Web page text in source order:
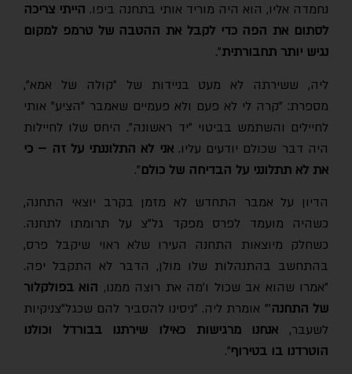
נחמדה אליו, הוא היה מוריד אותי בתחנה ביפו.הייתי צריכה
לסתום את הפה כדי לקבל את ההטבה של טרמפ למקום
נגיש יותר תחבורתית".
ליה, ששירתה לא מעט בניידות של "קולה של אמא",
מספרת: "קרה לי לא פעם ולא פעמיים שאמבר "הציע" אותי
לחיילים והשתמש בביטוי "יד ראשונה". היחס שלו לחיילות
היה דבר שכולם יודעים עליו.אני לא התלוננתי על זה – כי
את לא תתלונני על הבדיחה של כולם".
הדיון על אמבר התחדש לא מזמן בקרב יוצאי התחנה,
כשהיה מועמד לפרס מפקד גל"צ על תרומתו לתחנה.
כשחלק מיוצאות התחנה העירו שלא ראוי שיקבל פרס,
בהתחשב בהתנהלות שלו מולן, הדבר לא התקבל יפה.
"אמרו שהוא אב שכול ו'מה את רוצה ממנו,הוא בפולקלור
של התחנה'" אומרת ליה. "ניסינו להסביר להם שכגל"צניקיות
לשעבר,אנחנו מרגישות כאילו שירתנו בבורדל וכולנו
הוטרדנו בו בטירוף".